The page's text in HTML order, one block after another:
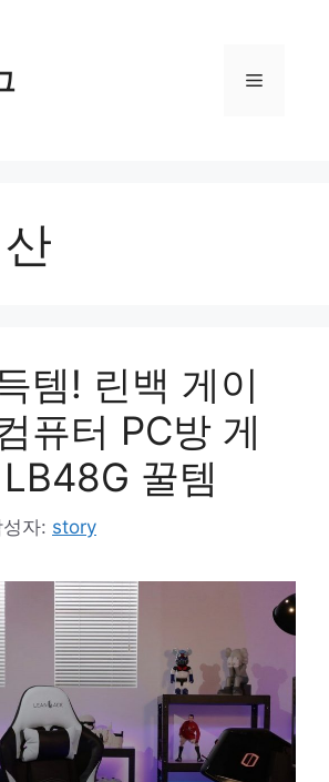
메
템! 린백 게이
퓨터 PC방 게
꿀템
성자: story